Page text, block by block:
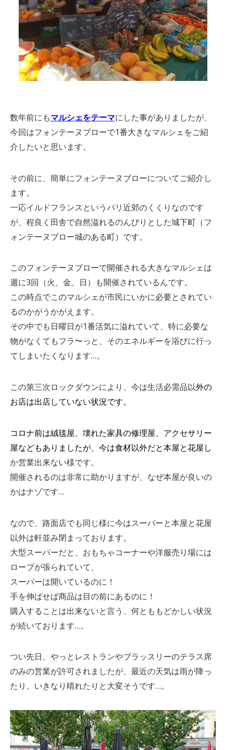
数年前にもマルシェをテーマにした事がありましたが、
今回はフォンテーヌブローで1番大きなマルシェをご紹
介したいと思います。
その前に、簡単にフォンテーヌブローについてご紹介し
ます。
一応イルドフランスというパリ近郊のくくりなのです
が、程良く田舎で自然溢れるのんびりとした城下町（フ
ォンテーヌブロー城のある町）です。
このフォンテーヌブローで開催される大きなマルシェは
週に3回（火、金、日）も開催されているんです。
この時点でこのマルシェが市民にいかに必要とされてい
るのかがうかがえます。
その中でも日曜日が1番活気に溢れていて、特に必要な
物がなくてもフラ〜っと、そのエネルギーを浴びに行っ
てしまいたくなります…。
この第三次ロックダウンにより、今は生活必需品以外の
お店は出店していない状況です。
コロナ前は絨毯屋、壊れた家具の修理屋、アクセサリー
屋などもありましたが、今は食材以外だと本屋と花屋し
か営業出来ない様です。
開催されるのは非常に助かりますが、なぜ本屋が良いの
かはナゾです…
なので、路面店でも同じ様に今はスーパーと本屋と花屋
以外は軒並み閉まっております。
大型スーパーだと、おもちゃコーナーや洋服売り場には
ロープが張られていて、
スーパーは開いているのに！
手を伸ばせば商品は目の前にあるのに！
購入することは出来ないと言う、何とももどかしい状況
が続いております…。
つい先日、やっとレストランやブラッスリーのテラス席
のみの営業が許可されましたが、最近の天気は雨が降っ
たり、いきなり晴れたりと大変そうです…。